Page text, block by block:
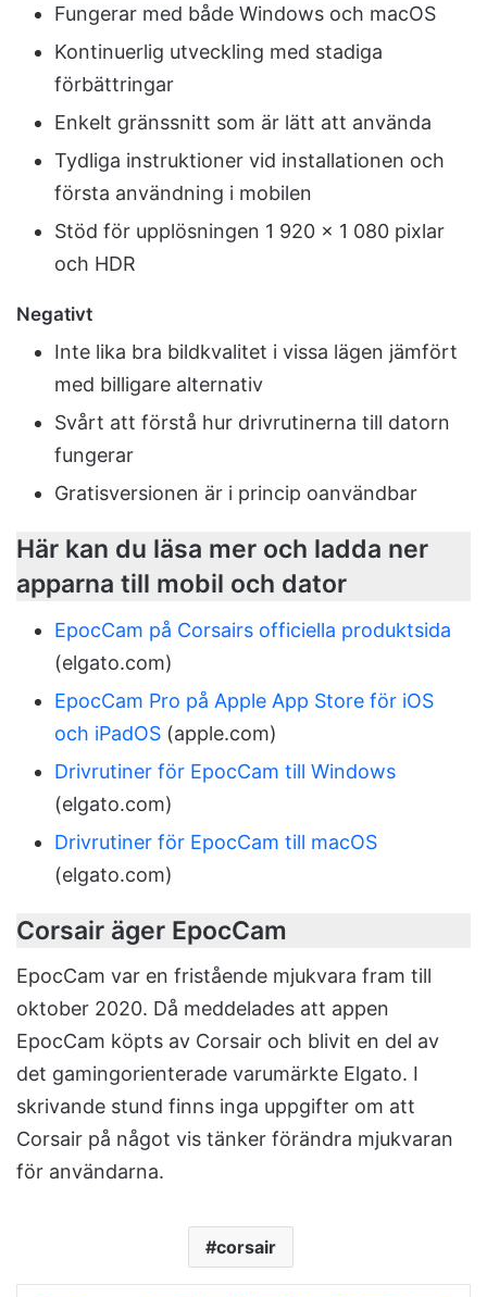
Fungerar med både Windows och macOS
Kontinuerlig utveckling med stadiga
förbättringar
Enkelt gränssnitt som är lätt att använda
Tydliga instruktioner vid installationen och
första användning i mobilen
Stöd för upplösningen 1 920 x 1 080 pixlar
och HDR
Negativt
Inte lika bra bildkvalitet i vissa lägen jämfört
med billigare alternativ
Svårt att förstå hur drivrutinerna till datorn
fungerar
Gratisversionen är i princip oanvändbar
Här kan du läsa mer och ladda ner
apparna till mobil och dator
EpocCam på Corsairs officiella produktsida
(elgato.com)
EpocCam Pro på Apple App Store för iOS
och iPadOS (apple.com)
Drivrutiner för EpocCam till Windows
(elgato.com)
Drivrutiner för EpocCam till macOS
(elgato.com)
Corsair äger EpocCam
EpocCam var en fristående mjukvara fram till
oktober 2020. Då meddelades att appen
EpocCam köpts av Corsair och blivit en del av
det gamingorienterade varumärkte Elgato. I
skrivande stund finns inga uppgifter om att
Corsair på något vis tänker förändra mjukvaran
för användarna.
corsair